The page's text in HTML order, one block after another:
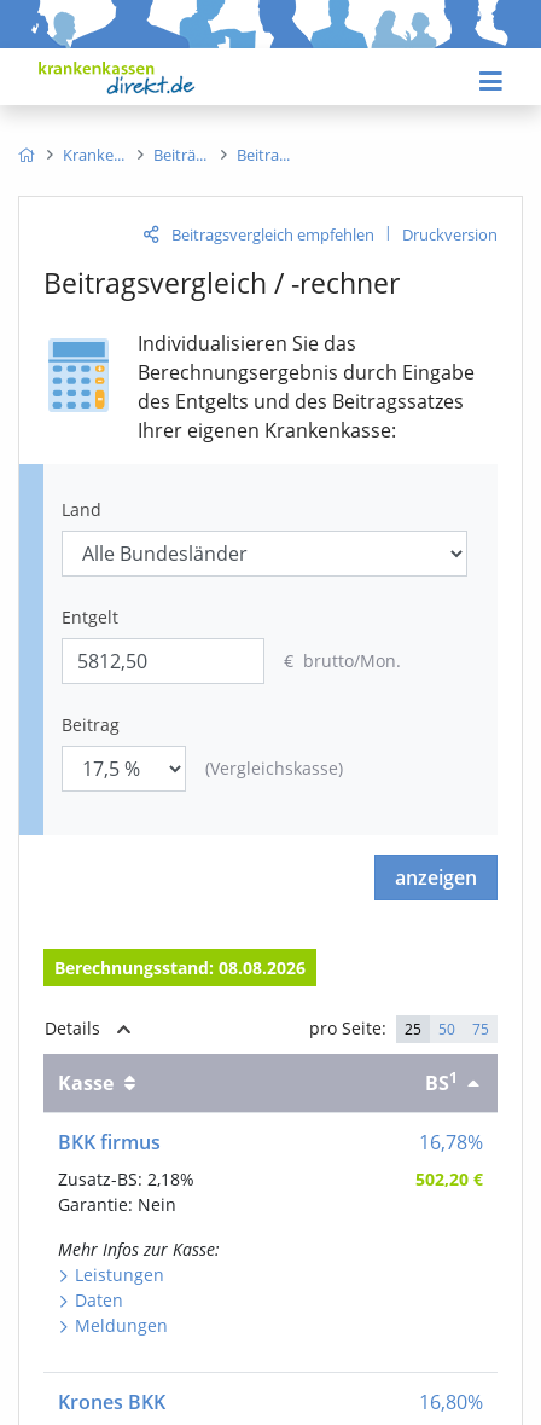
Kranke Beiträ Beitra
Beitragsvergleich empfehlen | Druckversion
Beitragsvergleich / -rechner
Individualisieren Sie das
Berechnungsergebnis durch Eingabe
des Entgelts und des Beitrags­satzes
Ihrer eigenen Krankenkasse:
Land
Entgelt
€ brutto/Mon.
Beitrag
(Vergleichskasse)
anzeigen
Berechnungsstand: 08.08.2026
Details pro Seite: 25 50 75
Kasse BS1
BKK firmus
Zusatz-BS: 2,18%
Garantie: Nein
Mehr Infos zur Kasse:
Leistungen
Daten
Meldungen
16,78%
502,20 €
Krones BKK 16,80%